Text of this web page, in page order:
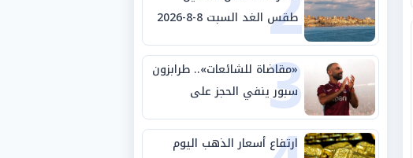
طقس الغد السبت 8-8-2026
والظواهر الجوية
3
«مقاضاة للشائعات».. طرابزون
سبور ينفي الحجز على
مستحقات محمد صلاح
ارتفاع أسعار الذهب اليوم